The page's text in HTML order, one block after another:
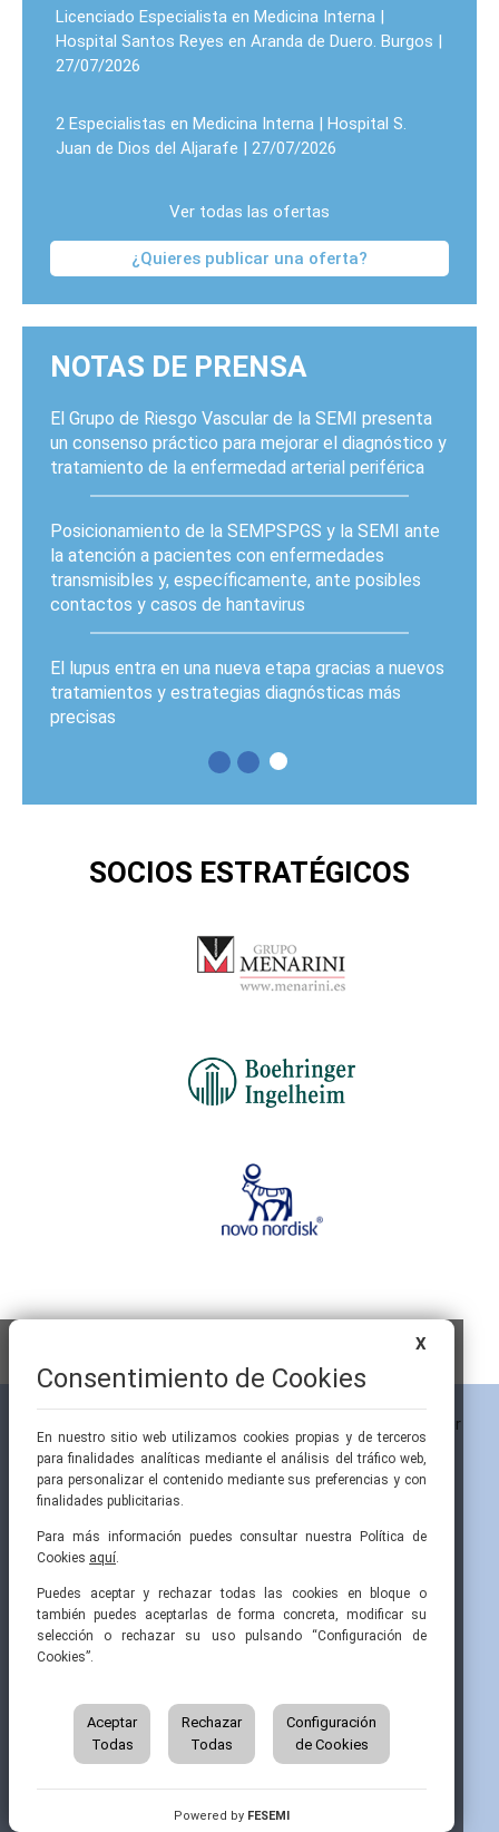
Licenciado Especialista en Medicina Interna |
Hospital Santos Reyes en Aranda de Duero. Burgos |
27/07/2026
2 Especialistas en Medicina Interna | Hospital S.
Juan de Dios del Aljarafe | 27/07/2026
Ver todas las ofertas
¿Quieres publicar una oferta?
NOTAS DE PRENSA
El Grupo de Riesgo Vascular de la SEMI presenta
un consenso práctico para mejorar el diagnóstico y
tratamiento de la enfermedad arterial periférica
Posicionamiento de la SEMPSPGS y la SEMI ante
la atención a pacientes con enfermedades
transmisibles y, específicamente, ante posibles
contactos y casos de hantavirus
El lupus entra en una nueva etapa gracias a nuevos
tratamientos y estrategias diagnósticas más
precisas
SOCIOS ESTRATÉGICOS
Pintor Ribera, 3
28016 Madrid
91 519 70 80
91 519 70 81
semi@fesemi.org
femi@fesemi.org
ÁREA DE SOCIO
GRUPOS DE TRABAJO
AVISO LEGAL
AVISO PARA PACIENTES
FINANCIACIÓN
POLÍTICA DE COOKIES
X
Consentimiento de Cookies
En nuestro sitio web utilizamos cookies propias y de terceros
para finalidades analíticas mediante el análisis del tráfico web,
para personalizar el contenido mediante sus preferencias y con
finalidades publicitarias.
Para más información puedes consultar nuestra Política de
Cookies aquí
Puedes aceptar y rechazar todas las cookies en bloque o
también puedes aceptarlas de forma concreta, modificar su
selección o rechazar su uso pulsando “Configuración de
Cookies”.
Aceptar
Todas
Rechazar
Todas
Configuración
de Cookies
Powered by FESEMI